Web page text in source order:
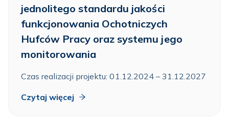
jednolitego standardu jakości
funkcjonowania Ochotniczych
Hufców Pracy oraz systemu jego
monitorowania
Czas realizacji projektu: 01.12.2024 – 31.12.2027
Czytaj więcej